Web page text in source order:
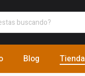
Blog Tienda